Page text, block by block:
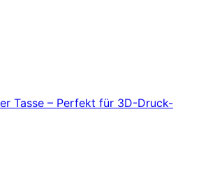
Tasse – Perfekt für 3D-Druck-